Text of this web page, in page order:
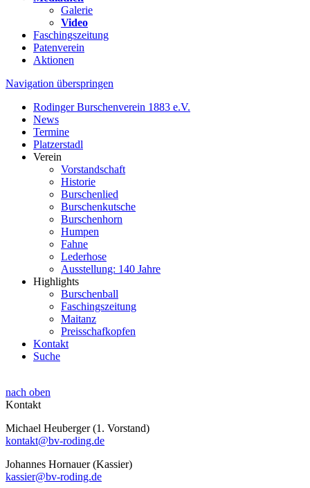
Galerie
Video
Faschingszeitung
Patenverein
Aktionen
Navigation überspringen
Rodinger Burschenverein 1883 e.V.
News
Termine
Platzerstadl
Verein
Vorstandschaft
Historie
Burschenlied
Burschenkutsche
Burschenhorn
Humpen
Fahne
Lederhose
Ausstellung: 140 Jahre
Highlights
Burschenball
Faschingszeitung
Maitanz
Preisschafkopfen
Kontakt
Suche
nach oben
Kontakt
Michael Heuberger (1. Vorstand)
kontakt@bv-roding.de
Johannes Hornauer (Kassier)
kassier@bv-roding.de